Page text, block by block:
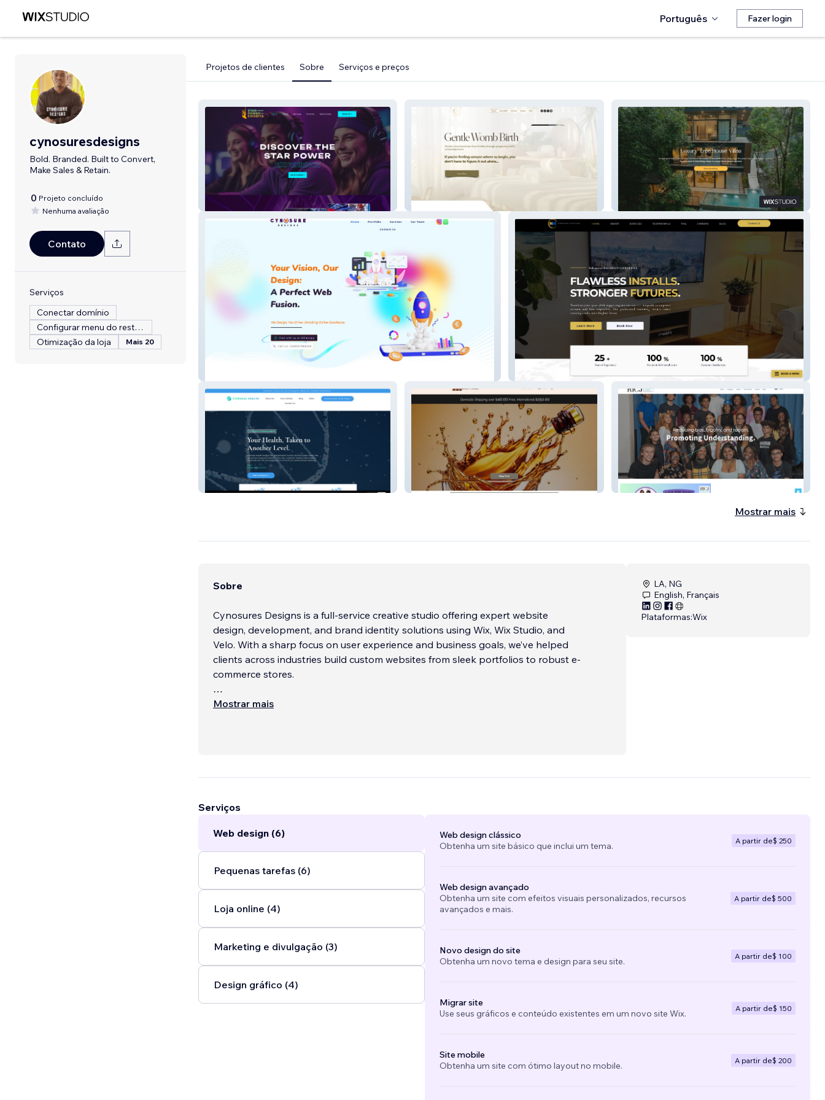
Português Fazer login
cynosuresdesigns
Bold. Branded. Built to Convert,
Make Sales & Retain.
0 Projeto concluído
Nenhuma avaliação
Contato
Serviços
Conectar domínio
Configurar menu do restaurante
Otimização da loja
Mais 20
Projetos de clientes Sobre Serviços e preços
Star Power Exhibits Gentle Womb Birth Tree House Villas CR
ETERNAAL Alecia's Corner Ricj.org
Mostrar mais
Sobre
Cynosures Designs is a full-service creative studio offering expert website
design, development, and brand identity solutions using Wix, Wix Studio, and
Velo. With a sharp focus on user experience and business goals, we’ve helped
clients across industries build custom websites from sleek portfolios to robust e-
commerce stores.
We’re passionate about modern design, fast performance, and scalable
Mostrar mais
LA, NG
English, Français
Plataformas:Wix
Serviços
Web design (6)
Pequenas tarefas (6)
Loja online (4)
Marketing e divulgação (3)
Design gráfico (4)
Web design clássico
Obtenha um site básico que inclui um tema.
A partir de$ 250
Web design avançado
Obtenha um site com efeitos visuais personalizados, recursos
avançados e mais.
A partir de$ 500
Novo design do site
Obtenha um novo tema e design para seu site.
A partir de$ 100
Migrar site
Use seus gráficos e conteúdo existentes em um novo site Wix.
A partir de$ 150
Site mobile
Obtenha um site com ótimo layout no mobile.
A partir de$ 200